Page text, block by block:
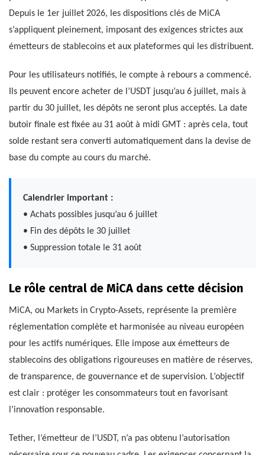
Depuis le 1er juillet 2026, les dispositions clés de MiCA
s’appliquent pleinement, imposant des exigences strictes aux
émetteurs de stablecoins et aux plateformes qui les distribuent.
Pour les utilisateurs notifiés, le compte à rebours a commencé.
Ils peuvent encore acheter de l’USDT jusqu’au 6 juillet, mais à
partir du 30 juillet, les dépôts ne seront plus acceptés. La date
butoir finale est fixée au 31 août à midi GMT : après cela, tout
solde restant sera converti automatiquement dans la devise de
base du compte au cours du marché.
Calendrier important :
• Achats possibles jusqu’au 6 juillet
• Fin des dépôts le 30 juillet
• Suppression totale le 31 août
Le rôle central de MiCA dans cette décision
MiCA, ou Markets in Crypto-Assets, représente la première
réglementation complète et harmonisée au niveau européen
pour les actifs numériques. Elle impose aux émetteurs de
stablecoins des obligations rigoureuses en matière de réserves,
de transparence, de gouvernance et de supervision. L’objectif
est clair : protéger les consommateurs tout en favorisant
l’innovation responsable.
Tether, l’émetteur de l’USDT, n’a pas obtenu l’autorisation